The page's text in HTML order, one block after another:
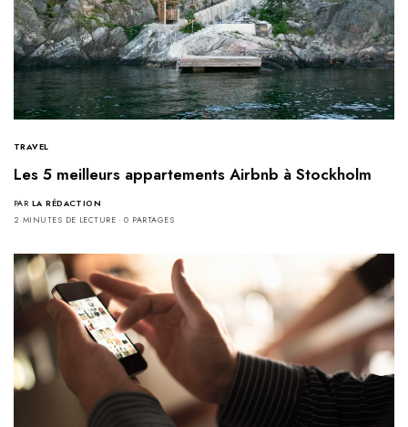
TRAVEL
Les 5 meilleurs appartements Airbnb à Stockholm
PAR LA RÉDACTION
2 MINUTES DE LECTURE
0 PARTAGES